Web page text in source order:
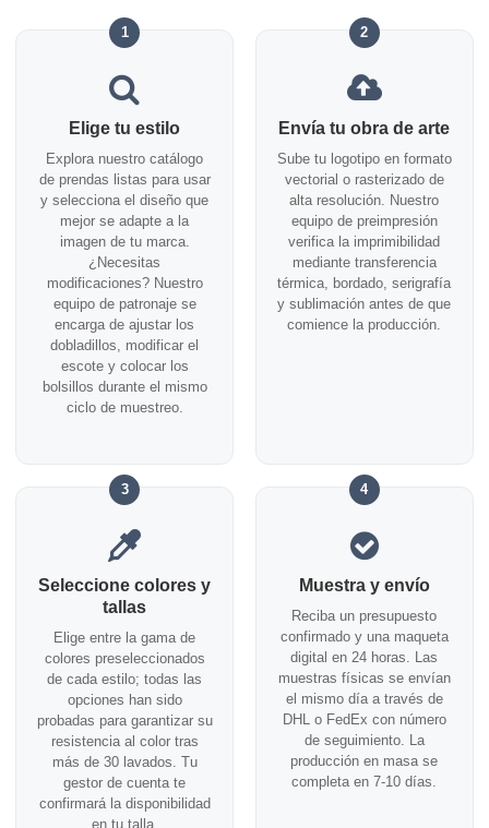
1
Elige tu estilo
Explora nuestro catálogo
de prendas listas para usar
y selecciona el diseño que
mejor se adapte a la
imagen de tu marca.
¿Necesitas
modificaciones? Nuestro
equipo de patronaje se
encarga de ajustar los
dobladillos, modificar el
escote y colocar los
bolsillos durante el mismo
ciclo de muestreo.
2
Envía tu obra de arte
Sube tu logotipo en formato
vectorial o rasterizado de
alta resolución. Nuestro
equipo de preimpresión
verifica la imprimibilidad
mediante transferencia
térmica, bordado, serigrafía
y sublimación antes de que
comience la producción.
3
Seleccione colores y
tallas
Elige entre la gama de
colores preseleccionados
de cada estilo; todas las
opciones han sido
probadas para garantizar su
resistencia al color tras
más de 30 lavados. Tu
gestor de cuenta te
confirmará la disponibilidad
en tu talla.
4
Muestra y envío
Reciba un presupuesto
confirmado y una maqueta
digital en 24 horas. Las
muestras físicas se envían
el mismo día a través de
DHL o FedEx con número
de seguimiento. La
producción en masa se
completa en 7-10 días.